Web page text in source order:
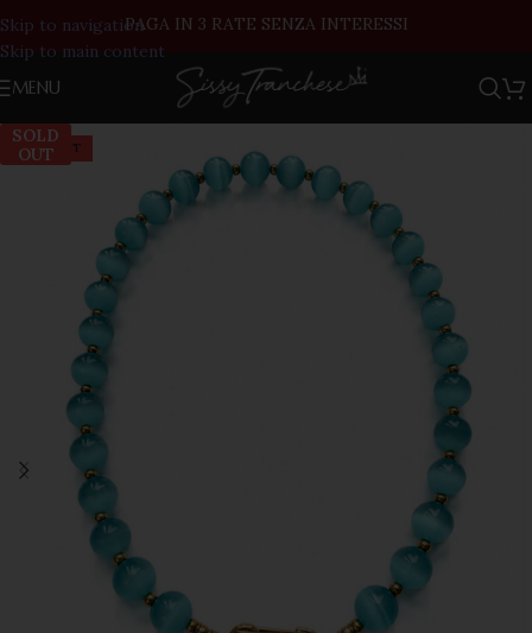
Skip to navigation
Skip to main content
PAGA IN 3 RATE SENZA INTERESSI
MENU
SOLD OUT
SOLD
OUT